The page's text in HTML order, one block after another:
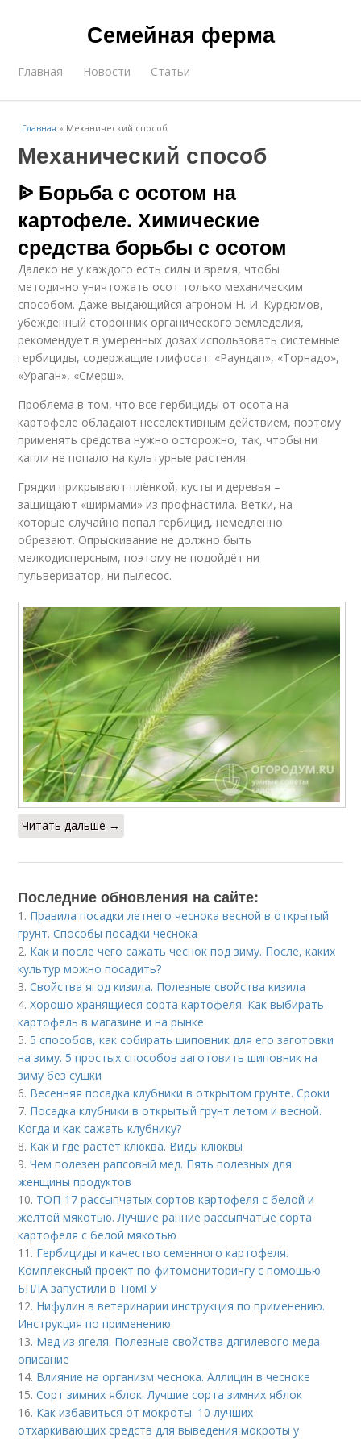
Семейная ферма
Главная Новости Статьи
Главная » Механический способ
Механический способ
ᐉ Борьба с осотом на
картофеле. Химические
средства борьбы с осотом
Далеко не у каждого есть силы и время, чтобы
методично уничтожать осот только механическим
способом. Даже выдающийся агроном Н. И. Курдюмов,
убеждённый сторонник органического земледелия,
рекомендует в умеренных дозах использовать системные
гербициды, содержащие глифосат: «Раундап», «Торнадо»,
«Ураган», «Смерш».
Проблема в том, что все гербициды от осота на
картофеле обладают неселективным действием, поэтому
применять средства нужно осторожно, так, чтобы ни
капли не попало на культурные растения.
Грядки прикрывают плёнкой, кусты и деревья –
защищают «ширмами» из профнастила. Ветки, на
которые случайно попал гербицид, немедленно
обрезают. Опрыскивание не должно быть
мелкодисперсным, поэтому не подойдёт ни
пульверизатор, ни пылесос.
Читать дальше →
Последние обновления на сайте:
1. Правила посадки летнего чеснока весной в открытый
грунт. Способы посадки чеснока
2. Как и после чего сажать чеснок под зиму. После, каких
культур можно посадить?
3.Свойства ягод кизила. Полезные свойства кизила
4.Хорошо хранящиеся сорта картофеля. Как выбирать
картофель в магазине и на рынке
5. 5 способов, как собирать шиповник для его заготовки
на зиму. 5 простых способов заготовить шиповник на
зиму без сушки
6. Весенняя посадка клубники в открытом грунте. Сроки
7. Посадка клубники в открытый грунт летом и весной.
Когда и как сажать клубнику?
8. Как и где растет клюква. Виды клюквы
9.Чем полезен рапсовый мед. Пять полезных для
женщины продуктов
10. ТОП-17 рассыпчатых сортов картофеля с белой и
желтой мякотью. Лучшие ранние рассыпчатые сорта
картофеля с белой мякотью
11. Гербициды и качество семенного картофеля.
Комплексный проект по фитомониторингу с помощью
БПЛА запустили в ТюмГУ
12. Нифулин в ветеринарии инструкция по применению.
Инструкция по применению
13. Мед из ягеля. Полезные свойства дягилевого меда
описание
14. Влияние на организм чеснока. Аллицин в чесноке
15.Сорт зимних яблок. Лучшие сорта зимних яблок
16. Как избавиться от мокроты. 10 лучших
отхаркивающих средств для выведения мокроты у